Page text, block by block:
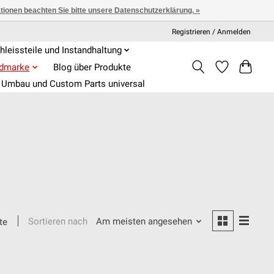
Registrieren / Anmelden
und Instandhaltung
Blog über Produkte
Umbau und Custom Parts universal
Sortieren nach Am meisten angesehen
beachten Sie bitte unsere Datenschutzerklärung. »